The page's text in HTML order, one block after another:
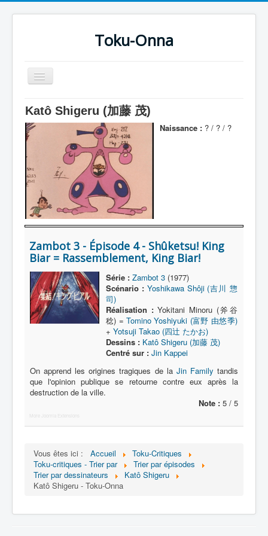
Toku-Onna
Basculer
la
Accueil
Toku-Actrices
Toku-Critiques
Séries
Films
COSAA
Dessins
Artiste Asperger
Série
Acteur
Transformation
Équipement
Lieu
Épisode
Fanservice
Katô Shigeru (加藤 茂)
Naissance : ? / ? / ?
Zambot 3 - Épisode 4 - Shûketsu! King
Biar = Rassemblement, King Biar!
Série : Zambot 3(1977)
Scénario : Yoshikawa Shôji (吉川 惣
司)
Réalisation :Yokitani Minoru (斧谷
稔) = Tomino Yoshiyuki (富野 由悠季)
+ Yotsuji Takao (四辻 たかお)
Dessins : Katô Shigeru (加藤 茂)
Centré sur : Jin Kappei
On apprend les origines tragiques de la Jin Family tandis
que l'opinion publique se retourne contre eux après la
destruction de la ville.
Note : 5 / 5
More Joomla Extensions
Vous êtes ici : Accueil
Toku-Critiques
Toku-critiques - Trier par
Trier par épisodes
Trier par dessinateurs
Katô Shigeru
Katô Shigeru - Toku-Onna